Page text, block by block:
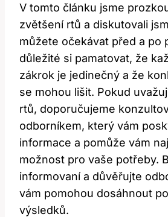
V tomto článku jsme
zvětšení rtů a diskutovali
můžete očekávat před a po
důležité si pamatovat, že
zákrok je jedinečný a že
se mohou lišit. Pokud
rtů, doporučujeme
odborníkem, který vám
informace a pomůže vám
možnost pro vaše potřeby.
informovaní a důvěřujte
vám pomohou dosáhnout
výsledků.